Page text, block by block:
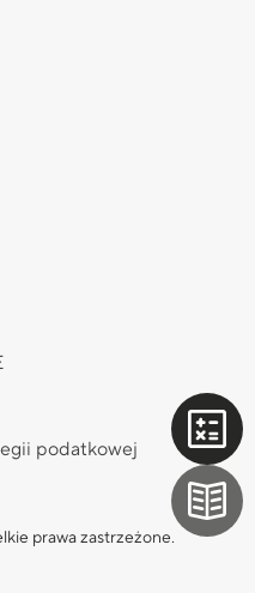
podatkowej
prawa zastrzeżone.